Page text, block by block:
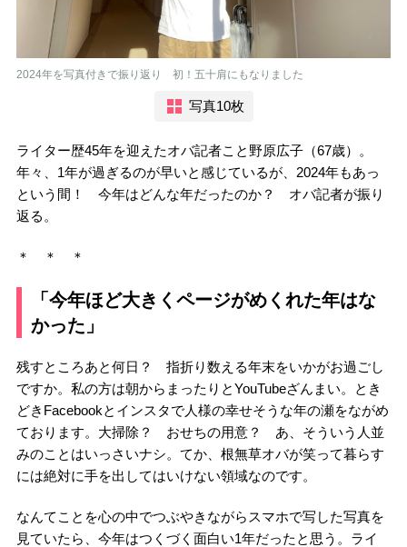
2024年を写真付きで振り返り 初！五十肩にもなりました
写真10枚
ライター歴45年を迎えたオバ記者こと野原広子（67歳）。
年々、1年が過ぎるのが早いと感じているが、2024年もあっ
という間！ 今年はどんな年だったのか？ オバ記者が振り
返る。
＊ ＊ ＊
「今年ほど大きくページがめくれた年はな
かった」
残すところあと何日？ 指折り数える年末をいかがお過ごし
ですか。私の方は朝からまったりとYouTubeざんまい。とき
どきFacebookとインスタで人様の幸せそうな年の瀬をながめ
ております。大掃除？ おせちの用意？ あ、そういう人並
みのことはいっさいナシ。てか、根無草オバが笑って暮らす
には絶対に手を出してはいけない領域なのです。
なんてことを心の中でつぶやきながらスマホで写した写真を
見ていたら、今年はつくづく面白い1年だったと思う。ライ